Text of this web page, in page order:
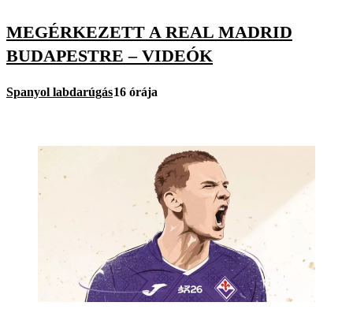
MEGÉRKEZETT A REAL MADRID
BUDAPESTRE – VIDEÓK
Spanyol labdarúgás16 órája